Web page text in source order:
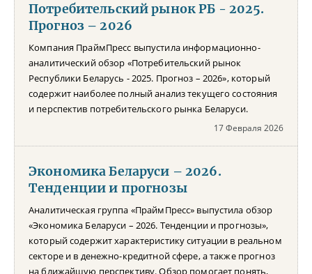
Потребительский рынок РБ - 2025.
Прогноз – 2026
Компания ПраймПресс выпустила информационно-
аналитический обзор «Потребительский рынок
Республики Беларусь - 2025. Прогноз – 2026», который
содержит наиболее полный анализ текущего состояния
и перспектив потребительского рынка Беларуси.
17 Февраля 2026
Экономика Беларуси – 2026.
Тенденции и прогнозы
Аналитическая группа «ПраймПресс» выпустила обзор
«Экономика Беларуси – 2026. Тенденции и прогнозы»,
который содержит характеристику ситуации в реальном
секторе и в денежно-кредитной сфере, а также прогноз
на ближайшую перспективу. Обзор помогает понять,